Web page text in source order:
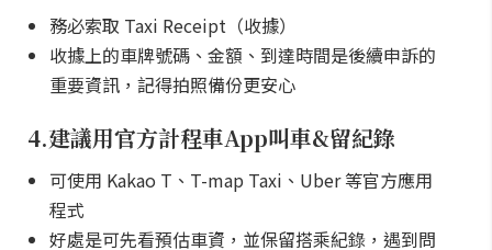
務必索取 Taxi Receipt（收據）
收據上的車牌號碼、金額、到達時間是後續申訴的
重要資訊，記得拍照備份更安心
4.建議用官方計程車App叫車&留紀錄
可使用 Kakao T、T-map Taxi、Uber 等官方應用
程式
好處是可先看預估車資，並保留搭乘紀錄，遇到問